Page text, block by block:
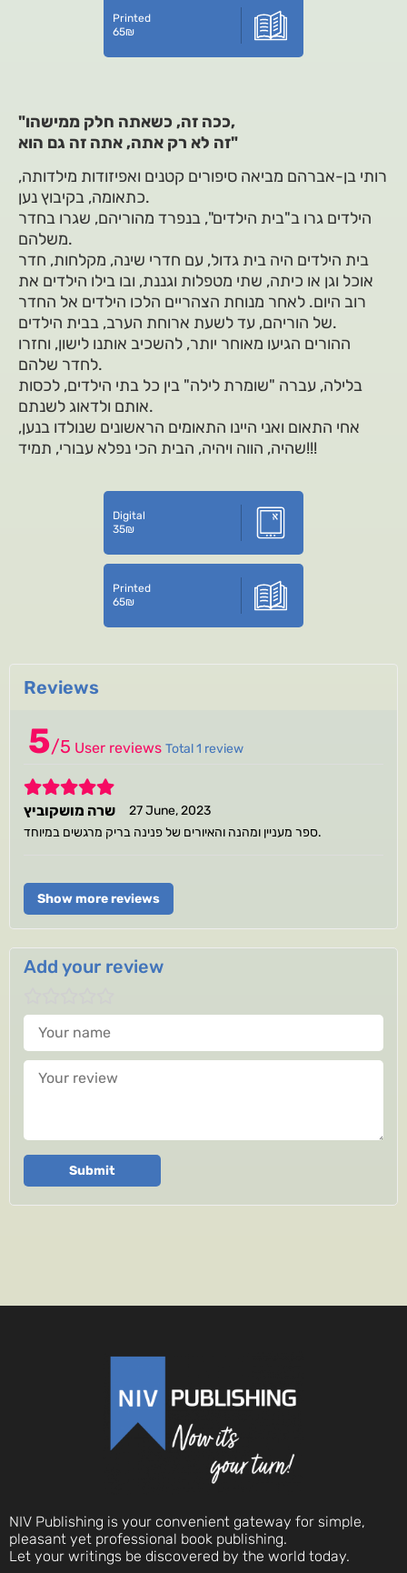
Printed
65₪
"ככה זה, כשאתה חלק ממישהו,
זה לא רק אתה, אתה זה גם הוא"
רותי בן-אברהם מביאה סיפורים קטנים ואפיזודות מילדותה,
כתאומה, בקיבוץ נען.
הילדים גרו ב"בית הילדים", בנפרד מהוריהם, שגרו בחדר
משלהם.
בית הילדים היה בית גדול, עם חדרי שינה, מקלחות, חדר
אוכל וגן או כיתה, שתי מטפלות וגננת, ובו בילו הילדים את
רוב היום. לאחר מנוחת הצהריים הלכו הילדים אל החדר
של הוריהם, עד לשעת ארוחת הערב, בבית הילדים.
ההורים הגיעו מאוחר יותר, להשכיב אותנו לישון, וחזרו
לחדר שלהם.
בלילה, עברה "שומרת לילה" בין כל בתי הילדים, לכסות
אותם ולדאוג לשנתם.
אחי התאום ואני היינו התאומים הראשונים שנולדו בנען,
שהיה, הווה ויהיה, הבית הכי נפלא עבורי, תמיד!!!
Digital
35₪
Printed
65₪
Reviews
5/5 User reviews Total 1 review
5
שרה מושקוביץ
27 June, 2023
ספר מעניין ומהנה והאיורים של פנינה בריק מרגשים במיוחד.
Show more reviews
Add your review
Your name
Your review
Submit
NIV Publishing is your convenient gateway for simple,
pleasant yet professional book publishing.
Let your writings be discovered by the world today.